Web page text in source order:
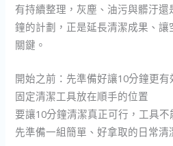
有持續整理，灰塵、油污與髒汙
鐘的計劃，正是延長清潔成果、
關鍵。
開始之前：先準備好讓10分鐘更有
固定清潔工具放在順手的位置
要讓10分鐘清潔真正可行，工具
先準備一組簡單、好拿取的日常清